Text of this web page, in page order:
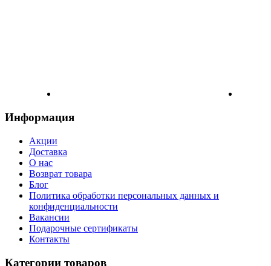
Информация
Акции
Доставка
О нас
Возврат товара
Блог
Политика обработки персональных данных и
конфиденциальности
Вакансии
Подарочные сертификаты
Контакты
Категории товаров